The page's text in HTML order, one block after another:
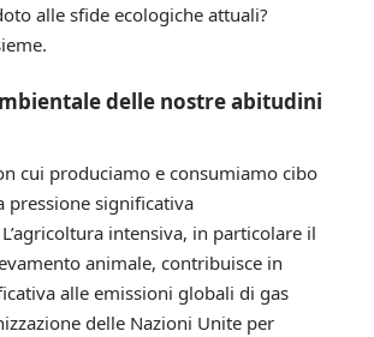
alle sfide ecologiche attuali?
delle nostre abitudini
cui produciamo e consumiamo cibo
pressione significativa
intensiva, in particolare il
animale, contribuisce in
alle emissioni globali di gas
delle Nazioni Unite per